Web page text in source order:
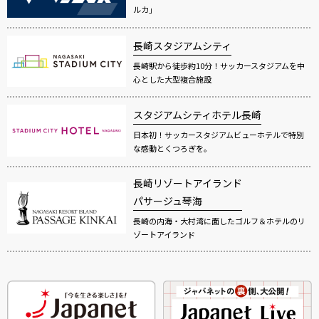
ルカ」
長崎スタジアムシティ
長崎駅から徒歩約10分！サッカースタジアムを中
心とした大型複合施設
スタジアムシティホテル長崎
日本初！サッカースタジアムビューホテルで特別
な感動とくつろぎを。
長崎リゾートアイランド
パサージュ琴海
長崎の内海・大村湾に面したゴルフ＆ホテルのリ
ゾートアイランド